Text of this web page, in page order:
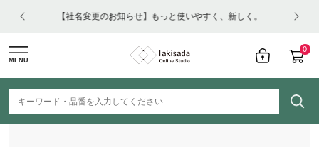
【社名変更のお知らせ】もっと使いやすく、新しく。
0
MENU